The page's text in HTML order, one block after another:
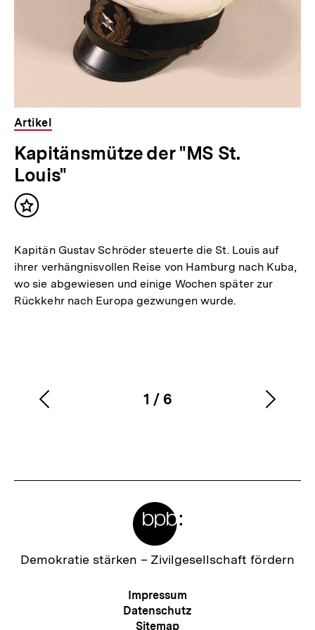
Artikel
Kapitänsmütze der "MS St.
Louis"
Inhalt
Kapitän Gustav Schröder steuerte die St. Louis auf
ihrer verhängnisvollen Reise von Hamburg nach Kuba,
wo sie abgewiesen und einige Wochen später zur
Rückkehr nach Europa gezwungen wurde.
Karussellinhalt
1
von
/ 6
Vorherigen
Zur
Demokratie stärken – Zivilgesellschaft fördern
Meta-
Navigation
Impressum
Datenschutz
Sitemap